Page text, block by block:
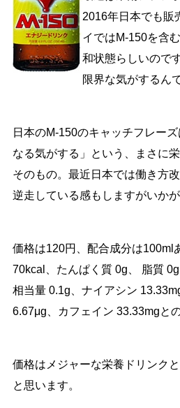
2016年日本でも販
イではM-150を含
和状態らしいので
限界な気がするん
日本のM-150のキャッチフレー
なる気がする」という、まさに
そのもの。最近日本では働き方
逆走している感もしますがいかが
価格は120円、配合成分は100ml
70kcal、たんぱく質 0g、 脂質
相当量 0.1g、ナイアシン
6.67μg、カフェイン 33.33mgとの
価格はメジャーな栄養ドリンク
と思います。